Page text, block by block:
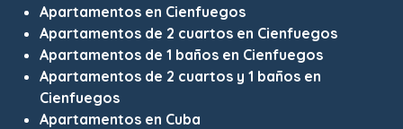
Apartamentos en Cienfuegos
Apartamentos de 2 cuartos en Cienfuegos
Apartamentos de 1 baños en Cienfuegos
Apartamentos de 2 cuartos y 1 baños en
Cienfuegos
Apartamentos en Cuba